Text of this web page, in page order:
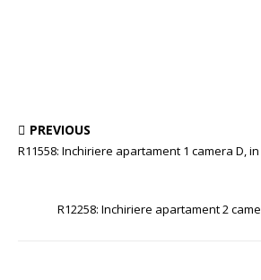
PREVIOUS
R11558: Inchiriere apartament 1 camera D,
R12258: Inchiriere apartament 2